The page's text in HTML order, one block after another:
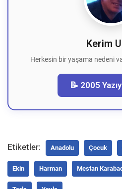
Kerim
Herkesin bir yaşama nedeni
📝 2005
Etiketler: Anadolu Çocuk
Ekin Harman Mestan